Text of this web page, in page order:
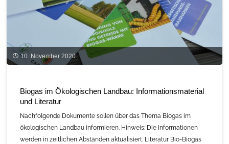
10. November 2020
Biogas im Ökologischen Landbau: Informationsmaterial
und Literatur
Nachfolgende Dokumente sollen über das Thema Biogas im
ökologischen Landbau informieren. Hinweis: Die Informationen
werden in zeitlichen Abständen aktualisiert. Literatur Bio-Biogas